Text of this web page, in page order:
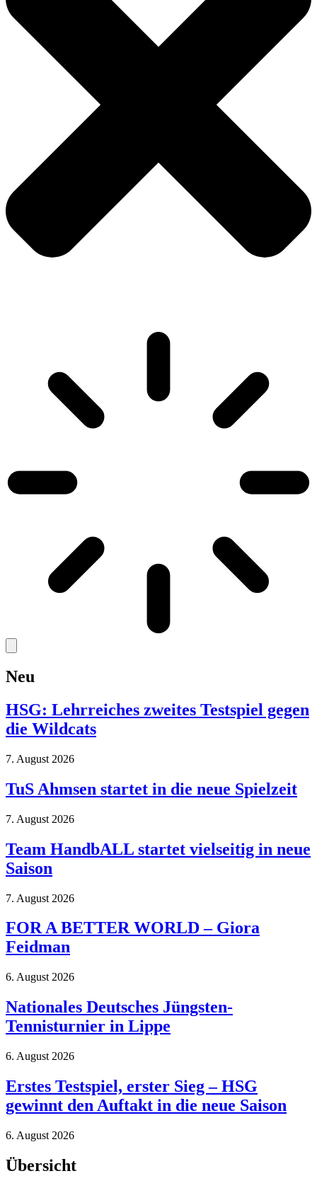
Neu
HSG: Lehrreiches zweites Testspiel gegen
die Wildcats
7. August 2026
TuS Ahmsen startet in die neue Spielzeit
7. August 2026
Team HandbALL startet vielseitig in neue
Saison
7. August 2026
FOR A BETTER WORLD – Giora
Feidman
6. August 2026
Nationales Deutsches Jüngsten-
Tennisturnier in Lippe
6. August 2026
Erstes Testspiel, erster Sieg – HSG
gewinnt den Auftakt in die neue Saison
6. August 2026
Übersicht